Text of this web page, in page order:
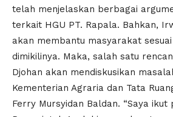
telah menjelaskan berbagai
terkait HGU PT. Rapala. Bahkan,
akan membantu masyarakat
dimikilinya. Maka, salah satu
Djohan akan mendiskusikan
Kementerian Agraria dan Tata
Ferry Mursyidan Baldan. “Saya ikut